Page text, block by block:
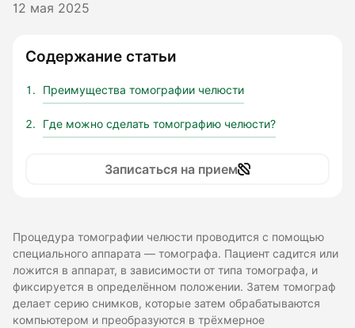
12 мая 2025
Содержание статьи
Преимущества томографии челюсти
Где можно сделать томографию челюсти?
Записаться на прием
Процедура томографии челюсти проводится с помощью
специального аппарата — томографа. Пациент садится или
ложится в аппарат, в зависимости от типа томографа, и
фиксируется в определённом положении. Затем томограф
делает серию снимков, которые затем обрабатываются
компьютером и преобразуются в трёхмерное